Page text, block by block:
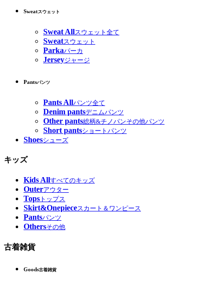
Sweatスウェット
Sweat Allスウェット全て
Sweatスウェット
Parkaパーカ
Jerseyジャージ
Pantsパンツ
Pants Allパンツ全て
Denim pantsデニムパンツ
Other pants総柄&チノパンその他パンツ
Short pantsショートパンツ
Shoesシューズ
キッズ
Kids Allすべてのキッズ
Outerアウター
Tops トップス
Skirt&Onepieceスカート＆ワンピース
Pantsパンツ
Othersその他
古着雑貨
Goods古着雑貨